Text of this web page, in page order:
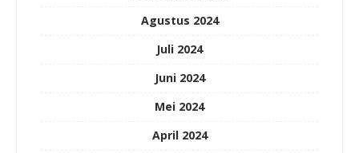
Agustus 2024
Juli 2024
Juni 2024
Mei 2024
April 2024